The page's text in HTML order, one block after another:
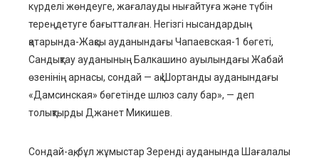
күрделі жөндеуге, жағалауды нығайтуға және түбін
тереңдетуге бағытталған. Негізгі нысандардың
қатарында-Жақсы ауданындағы Чапаевская-1 бөгеті,
Сандықтау ауданының Балкашино ауылындағы Жабай
өзенінің арнасы, сондай — ақ Шортанды ауданындағы
«Дамсинская» бөгетінде шлюз салу бар», — деп
толықтырды Джанет Микишев.
Сондай-ақ, бұл жұмыстар Зеренді ауданында Шағалалы